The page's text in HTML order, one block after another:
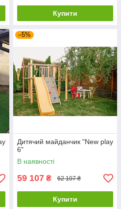
Купити
–5%
Дитячий майданчик "New play
6"
В наявності
59 107 ₴ 62 107 ₴
Купити